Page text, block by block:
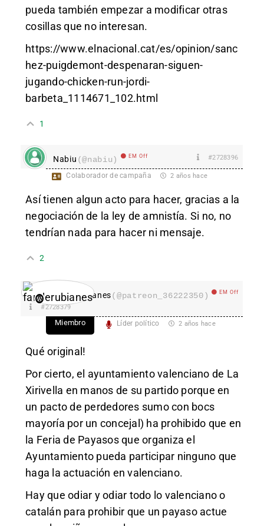
pueda también empezar a modificar otras
cosillas que no interesan.
https://www.elnacional.cat/es/opinion/sanc
hez-puigdemont-despenaran-siguen-
jugando-chicken-run-jordi-
barbeta_1114671_102.html
1
Nabiu (@nabiu) EM Off #2728396
Colaborador de campaña 2 años hace
Así tienen algun acto para hacer, gracias a la
negociación de la ley de amnistía. Si no, no
tendrían nada para hacer ni mensaje.
2
fanderubianes(@patreon_36222350) EM Off
#2728379
Miembro Líder político 2 años hace
Qué original!
Por cierto, el ayuntamiento valenciano de La
Xirivella en manos de su partido porque en
un pacto de perdedores sumo con bocs
mayoría por un concejal) ha prohibido que en
la Feria de Payasos que organiza el
Ayuntamiento pueda participar ninguno que
haga la actuación en valenciano.
Hay que odiar y odiar todo lo valenciano o
catalán para prohibir que un payaso actue